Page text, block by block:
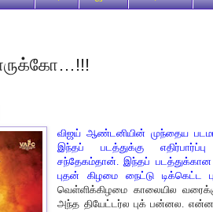
விஜய் ஆண்டனியின் முந்தைய
இந்தப் படத்துக்கு
சந்தேகம்தான். இந்தப்
புதன் கிழமை நைட்டு டிக்கெட்ட
வெள்ளிக்கிழமை காலையில
அந்த தியேட்டர்ல புக் பன்னல.